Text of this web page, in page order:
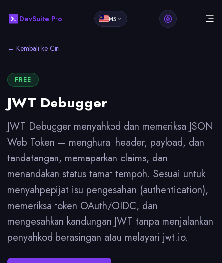
DevSuite Pro MS
← Kembali ke Ciri
FREE
JWT Debugger
JWT Debugger menyahkod dan memeriksa JSON
Web Token — menghurai header, payload, dan
tandatangan, memaparkan claims, dan
menandakan status tamat tempoh. Sesuai untuk
menyahpepijat isu pengesahan (authentication),
memeriksa token OAuth/OIDC, dan
mengesahkan kandungan JWT tanpa menjalankan
penyahkod berasingan atau melayari jwt.io.